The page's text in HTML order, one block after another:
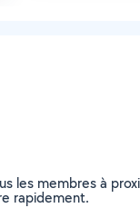
les membres à
rapidement.